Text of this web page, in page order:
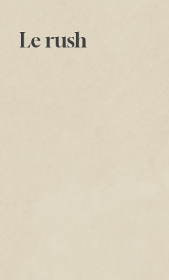
Le rush